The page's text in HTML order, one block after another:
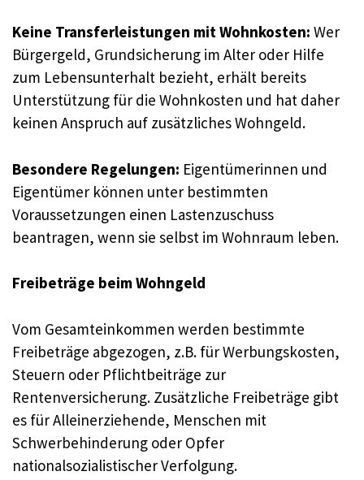
Keine Transferleistungen mit Wohnkosten: Wer
Bürgergeld, Grundsicherung im Alter oder Hilfe
zum Lebensunterhalt bezieht, erhält bereits
Unterstützung für die Wohnkosten und hat daher
keinen Anspruch auf zusätzliches Wohngeld.
Besondere Regelungen: Eigentümerinnen und
Eigentümer können unter bestimmten
Voraussetzungen einen Lastenzuschuss
beantragen, wenn sie selbst im Wohnraum leben.
Freibeträge beim Wohngeld
Vom Gesamteinkommen werden bestimmte
Freibeträge abgezogen, z.B. für Werbungskosten,
Steuern oder Pflichtbeiträge zur
Rentenversicherung. Zusätzliche Freibeträge gibt
es für Alleinerziehende, Menschen mit
Schwerbehinderung oder Opfer
nationalsozialistischer Verfolgung.